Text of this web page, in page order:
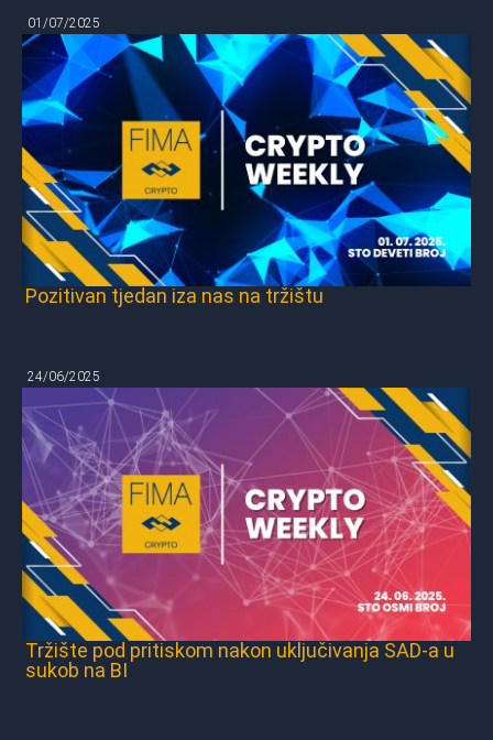
01/07/2025
Pozitivan tjedan iza nas na tržištu
24/06/2025
Tržište pod pritiskom nakon uključivanja SAD-a u
sukob na BI